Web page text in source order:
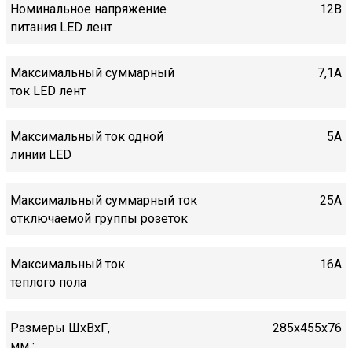
Номинальное напряжение
питания LED лент
12В
Максимальный суммарный
ток LED лент
7,1А
Максимальный ток одной
линии LED
5А
Максимальный суммарный ток
отключаемой группы розеток
25А
Максимальный ток
теплого пола
16A
Размеры ШхВхГ,
285х455х76